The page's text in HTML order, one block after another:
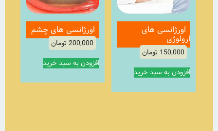
اورژانسی های
ارولوژی
150,000 تومان
افزودن به سبد خرید
اورژانسی های چشم
200,000 تومان
افزودن به سبد خرید